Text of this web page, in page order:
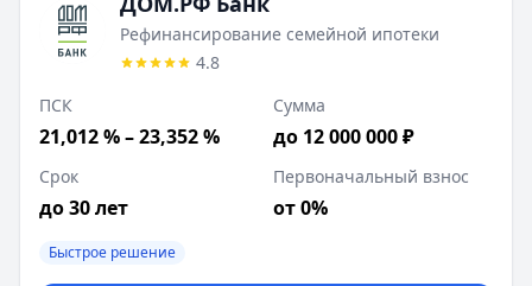
Рефинансирование семейной ипотеки
4.8
ПСК
21,012 % – 23,352 %
Сумма
до 12 000 000 ₽
Срок
до 30 лет
Первоначальный взнос
от 0%
Быстрое решение